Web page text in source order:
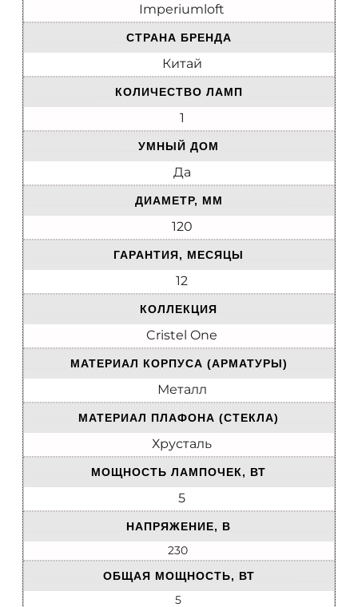
Imperiumloft
СТРАНА БРЕНДА
Китай
КОЛИЧЕСТВО ЛАМП
1
УМНЫЙ ДОМ
Да
ДИАМЕТР, ММ
120
ГАРАНТИЯ, МЕСЯЦЫ
12
КОЛЛЕКЦИЯ
Cristel One
МАТЕРИАЛ КОРПУСА (АРМАТУРЫ)
Металл
МАТЕРИАЛ ПЛАФОНА (СТЕКЛА)
Хрусталь
МОЩНОСТЬ ЛАМПОЧЕК, ВТ
5
НАПРЯЖЕНИЕ, В
230
ОБЩАЯ МОЩНОСТЬ, ВТ
5